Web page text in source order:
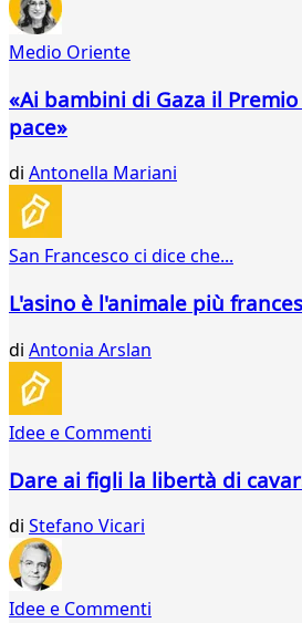
Medio Oriente
«Ai bambini di Gaza il
pace»
di Antonella Mariani
San Francesco ci dice che...
L'asino è l'animale più
di Antonia Arslan
Idee e Commenti
Dare ai figli la libertà di
di Stefano Vicari
Idee e Commenti